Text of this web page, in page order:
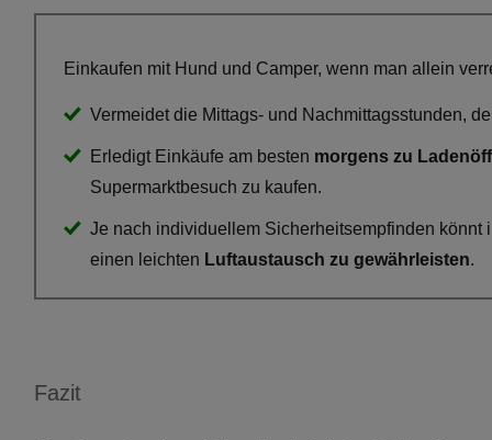
Einkaufen mit Hund und Camper, wenn man allein
Vermeidet die Mittags- und Nachmittagsstunden,
Erledigt Einkäufe am besten morgens zu
Supermarktbesuch zu kaufen.
Je nach individuellem Sicherheitsempfinden
einen leichten Luftaustausch zu gewährleisten.
Fazit